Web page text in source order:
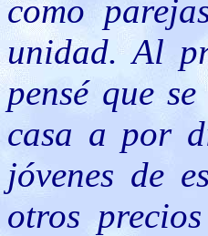
como
unidad. Al
pensé que
casa a por
jóvenes de
otros